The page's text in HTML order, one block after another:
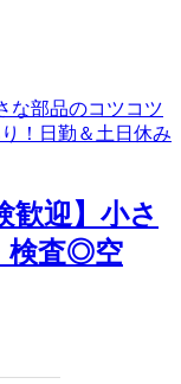
歓迎】小さ
検査◎空